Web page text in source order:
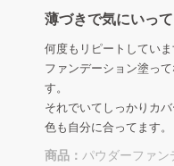
薄づきで気にいっ
何度もリピートしていま
ファンデーション塗っ
す。
それでいてしっかりカバ
色も自分に合ってます。
商品： パウダーファ